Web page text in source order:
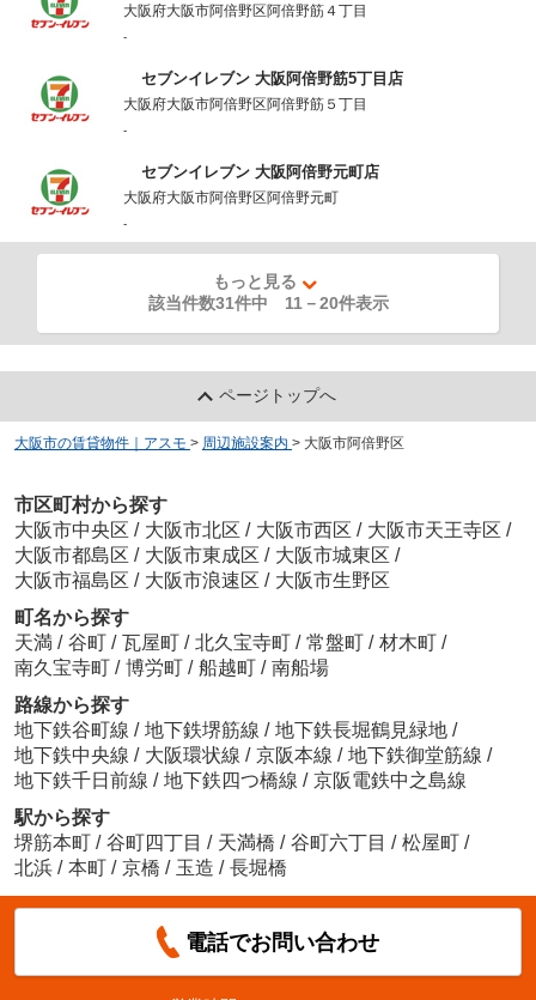
大阪府大阪市阿倍野区阿倍野筋４丁目
-
セブンイレブン 大阪阿倍野筋5丁目店
大阪府大阪市阿倍野区阿倍野筋５丁目
-
セブンイレブン 大阪阿倍野元町店
大阪府大阪市阿倍野区阿倍野元町
-
もっと見る
該当件数31件中 11 －20件表示
ページトップへ
大阪市の賃貸物件｜アスモ > 周辺施設案内 > 大阪市阿倍野区
市区町村から探す
大阪市中央区 / 大阪市北区 / 大阪市西区 / 大阪市天王寺区 /
大阪市都島区 / 大阪市東成区 / 大阪市城東区 /
大阪市福島区 / 大阪市浪速区 / 大阪市生野区
町名から探す
天満 / 谷町 / 瓦屋町 / 北久宝寺町 / 常盤町 / 材木町 /
南久宝寺町 / 博労町 / 船越町 / 南船場
路線から探す
地下鉄谷町線 / 地下鉄堺筋線 / 地下鉄長堀鶴見緑地 /
地下鉄中央線 / 大阪環状線 / 京阪本線 / 地下鉄御堂筋線 /
地下鉄千日前線 / 地下鉄四つ橋線 / 京阪電鉄中之島線
駅から探す
堺筋本町 / 谷町四丁目 / 天満橋 / 谷町六丁目 / 松屋町 /
北浜 / 本町 / 京橋 / 玉造 / 長堀橋
電話でお問い合わせ